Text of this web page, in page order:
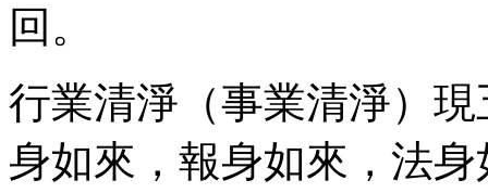
回。
行業清淨（事業清淨）
身如來，報身如來，法